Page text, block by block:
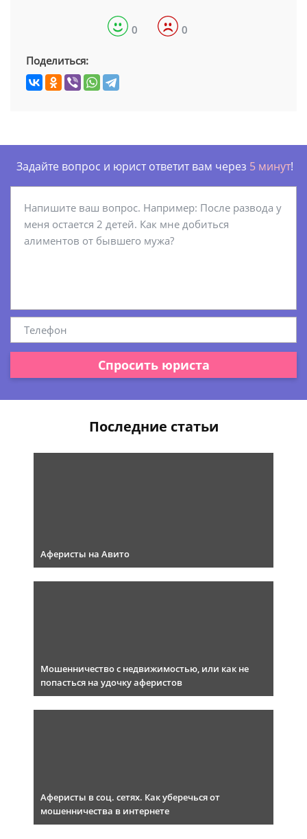
0 0
Поделиться:
Задайте вопрос и юрист ответит вам через 5 минут!
Спросить юриста
Последние статьи
Аферисты на Авито
Мошенничество с недвижимостью, или как не
попасться на удочку аферистов
Аферисты в соц. сетях. Как уберечься от
мошенничества в интернете